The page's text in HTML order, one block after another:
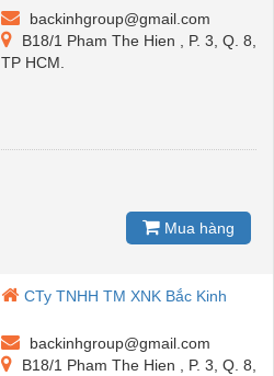
backinhgroup@gmail.com
B18/1 Pham The Hien , P. 3, Q. 8,
TP HCM.
Mua hàng
CTy TNHH TM XNK Bắc Kinh
backinhgroup@gmail.com
B18/1 Pham The Hien , P. 3, Q. 8,